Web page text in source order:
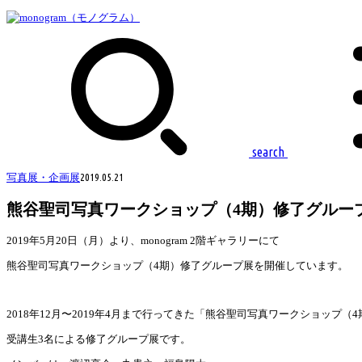
search
写真展・企画展2019.05.21
熊谷聖司写真ワークショップ（4期）修了グルー
2019年5月20日（月）より、monogram 2階ギャラリーにて
熊谷聖司写真ワークショップ（4期）修了グループ展を開催しています。
2018年12月〜2019年4月まで行ってきた「熊谷聖司写真ワークショップ（4
受講生3名による修了グループ展です。